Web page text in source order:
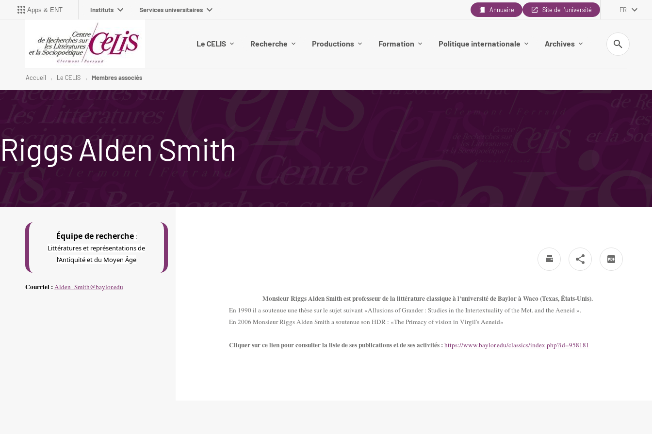
Apps & ENT Instituts Services universitaires Annuaire Site de l'université FR
Le CELIS Recherche Productions Formation Politique internationale Archives
Recherche
Accueil Le CELIS Membres associés
Riggs Alden Smith
Monsieur Riggs Alden Smith est professeur de la littérature classique à l'université de Baylor à Waco (Texas, États-Unis).
En 1990 il a soutenue une thèse sur le sujet suivant «Allusions of Grander : Studies in the Intertextuality of the Met. and the Aeneid ».
En 2006 Monsieur Riggs Alden Smith a soutenue son HDR : «The Primacy of vision in Virgil's Aeneid»
Cliquer sur ce lien pour consulter la liste de ses publications et de ses activités :https://www.baylor.edu/classics/index.php?id=958181
Équipe de recherche:
Littératures et représentations de
l’Antiquité et du Moyen Âge
Courriel :Alden_Smith@baylor.edu